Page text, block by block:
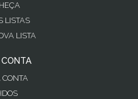
LISTAS
LISTA